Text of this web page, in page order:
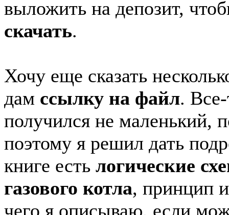
выложить на депозит,
скачать.
Хочу еще сказать
дам ссылку на файл.
получился не маленький,
поэтому я решил дать
книге есть логические
газового котла, принцип
чего я описываю, если